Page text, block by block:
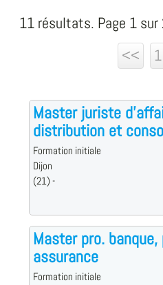
11 résultats. Page 1
<<
1
Master juriste
distribution et
Formation initiale
Dijon
(21) -
Master pro.
assurance
Formation initiale